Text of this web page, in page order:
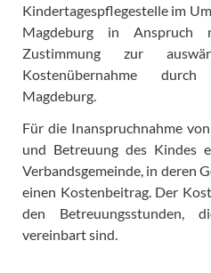
Kindertagespflegestelle im
Magdeburg in Anspruch
Zustimmung zur
Kostenübernahme
Magdeburg.
Für die Inanspruchnahme
und Betreuung des Kindes
Verbandsgemeinde, in deren
einen Kostenbeitrag. Der
den Betreuungsstunden,
vereinbart sind.